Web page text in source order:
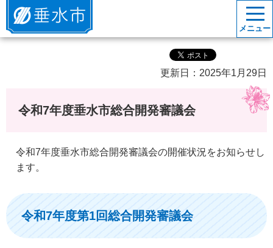
垂水市
メニュー
更新日：2025年1月29日
令和7年度垂水市総合開発審議会
令和7年度垂水市総合開発審議会の開催状況をお知らせし
ます。
令和7年度第1回総合開発審議会